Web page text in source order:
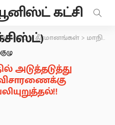
கட்சி
>தீர்மானங்கள் > மாநில செயற்குழு
அடுத்தடுத்து